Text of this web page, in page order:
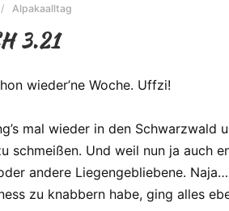
Alpakaalltag
3.21
wieder’ne Woche. Uffzi!
mal wieder in den
schmeißen. Und weil nun ja auch
andere Liegengebliebene.
zu knabbern habe, ging alles